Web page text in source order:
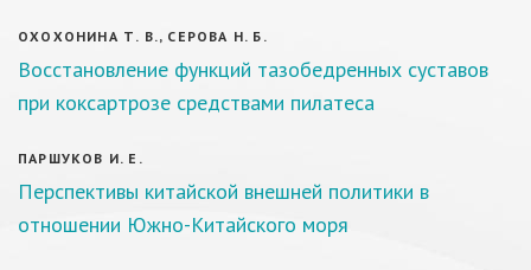
ОХОХОНИНА Т. В., СЕРОВА Н. Б.
Восстановление функций тазобедренных суставов
при коксартрозе средствами пилатеса
ПАРШУКОВ И. Е.
Перспективы китайской внешней политики в
отношении Южно-Китайского моря